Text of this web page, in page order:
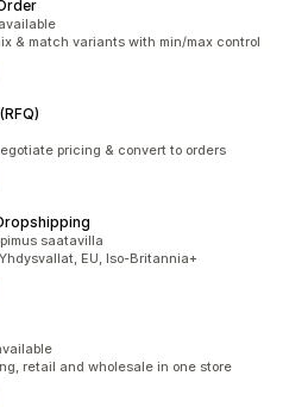
& match variants with min/max control
pricing & convert to orders
saatavilla
EU, Iso-Britannia+
retail and wholesale in one store